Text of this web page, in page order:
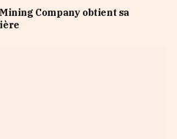
Company obtient sa